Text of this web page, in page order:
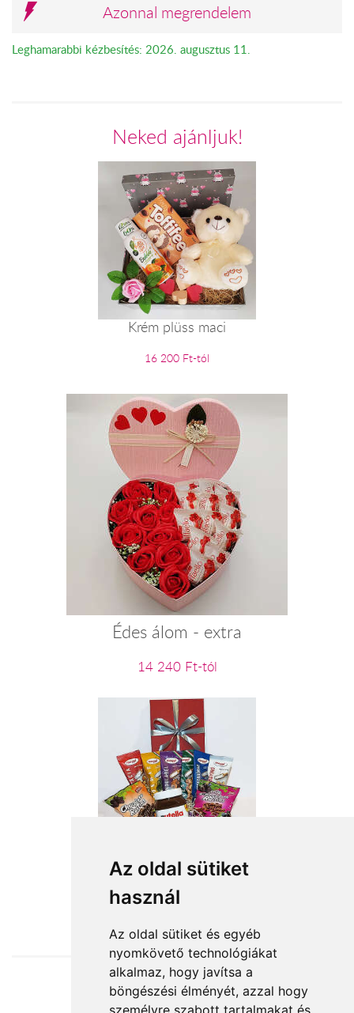
Az oldal sütiket
használ
Az oldal sütiket és egyéb
nyomkövető technológiákat
alkalmaz, hogy javítsa a
böngészési élményét, azzal hogy
személyre szabott tartalmakat és
Azonnal megrendelem
Leghamarabbi kézbesítés: 2026. augusztus 11.
Neked ajánljuk!
Krém plüss maci
16 200 Ft-tól
Édes álom - extra
14 240 Ft-tól
Nasi csomag
15 400 Ft-tól
Elfogadott fizetési módok